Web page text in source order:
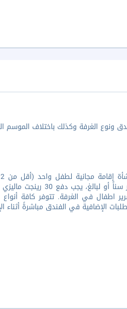
ونوع الغرفة وكذلك باختلاف الموسم
استخدام سرير إضافي
في الغرفة. تتوفر كافة أنواع
الإضافية في الفندق مباشرةً أثناء